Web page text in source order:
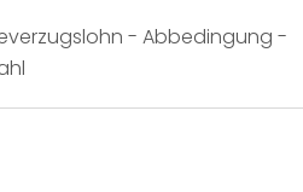
- Abbedingung -